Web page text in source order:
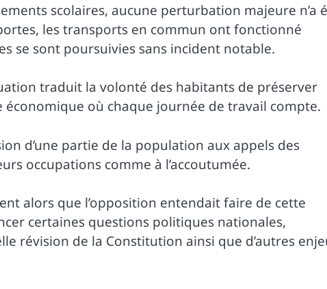
scolaires, aucune perturbation majeure n’a
les transports en commun ont fonctionné
se sont poursuivies sans incident notable.
traduit la volonté des habitants de préserver
où chaque journée de travail compte.
d’une partie de la population aux appels des
occupations comme à l’accoutumée.
alors que l’opposition entendait faire de cette
certaines questions politiques nationales,
révision de la Constitution ainsi que d’autres